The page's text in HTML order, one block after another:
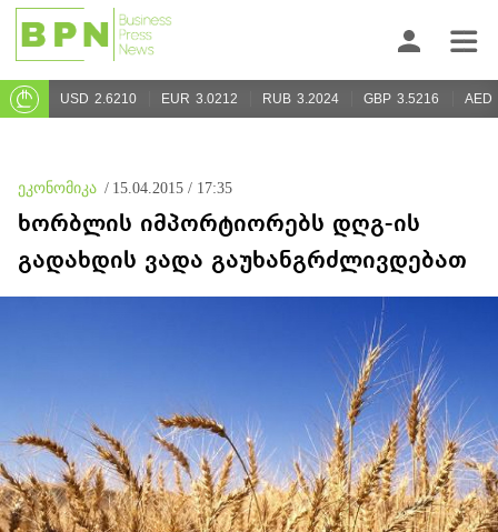
USD 2.6210 EUR 3.0212 RUB 3.2024 GBP 3.5216 AED
ეკონომიკა / 15.04.2015 / 17:35
ხორბლის იმპორტიორებს დღგ-ის
გადახდის ვადა გაუხანგრძლივდებათ